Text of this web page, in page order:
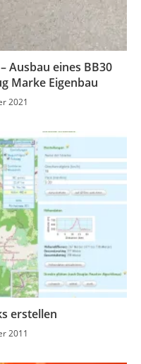
Ausbau eines BB30
Marke Eigenbau
2021
erstellen
2011